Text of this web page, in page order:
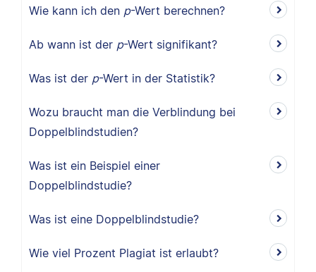
Wie kann ich den p-Wert berechnen?
Ab wann ist der p-Wert signifikant?
Was ist der p-Wert in der Statistik?
Wozu braucht man die Verblindung bei
Doppelblindstudien?
Was ist ein Beispiel einer
Doppelblindstudie?
Was ist eine Doppelblindstudie?
Wie viel Prozent Plagiat ist erlaubt?